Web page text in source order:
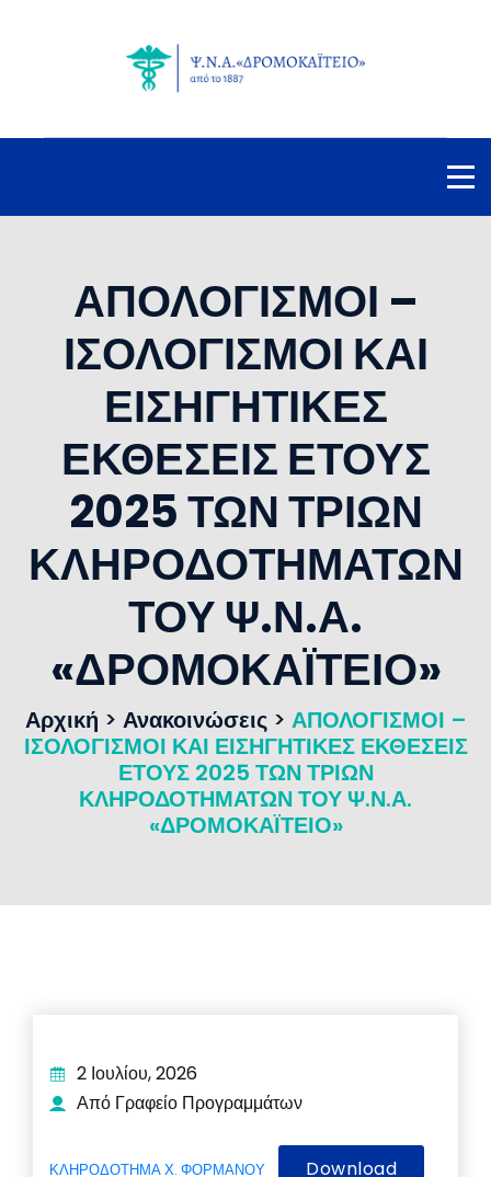
ΑΠΟΛΟΓΙΣΜΟΙ –
ΙΣΟΛΟΓΙΣΜΟΙ ΚΑΙ
ΕΙΣΗΓΗΤΙΚΕΣ
ΕΚΘΕΣΕΙΣ ΕΤΟΥΣ
2025 ΤΩΝ ΤΡΙΩΝ
ΚΛΗΡΟΔΟΤΗΜΑΤΩΝ
ΤΟΥ Ψ.Ν.Α.
«ΔΡΟΜΟΚΑΪΤΕΙΟ»
Αρχική > Ανακοινώσεις> ΑΠΟΛΟΓΙΣΜΟΙ –
ΙΣΟΛΟΓΙΣΜΟΙ ΚΑΙ ΕΙΣΗΓΗΤΙΚΕΣ ΕΚΘΕΣΕΙΣ
ΕΤΟΥΣ 2025 ΤΩΝ ΤΡΙΩΝ
ΚΛΗΡΟΔΟΤΗΜΑΤΩΝ ΤΟΥ Ψ.Ν.Α.
«ΔΡΟΜΟΚΑΪΤΕΙΟ»
2 Ιουλίου, 2026
Από Γραφείο Προγραμμάτων
ΚΛΗΡΟΔΟΤΗΜΑ Χ. ΦΟΡΜΑΝΟΥ Download